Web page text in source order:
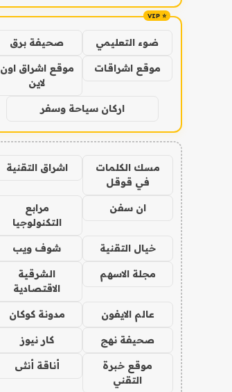
ضوء التعليمي صحيفة برق
موقع اشراقات
موقع اشراق اون
لاين
اركان سياحة وسفر
مسك الكلمات
في قوقل
اشراق التقنية
ان سفن
مرابع
التكنولوجيا
خيال التقنية شوف ويب
مجلة الاسهم
الشرقية
الاقتصادية
عالم الايفون مدونة كوكان
صحيفة نهج كار نيوز
موقع خبرة
التقني
أناقة أنثى